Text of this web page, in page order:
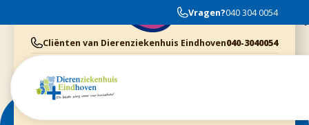
Vragen?040 304 0054
The staff and vets took well care of my cat when I lived in Eindhoven
They are super patient and friendly
Cliënten van Dierenziekenhuis Eindhoven040-3040054
Cliënten van Kring Eindhoven